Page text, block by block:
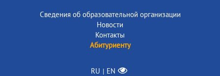
Сведения об образовательной организации
Новости
Контакты
Абитуриенту
RU | EN